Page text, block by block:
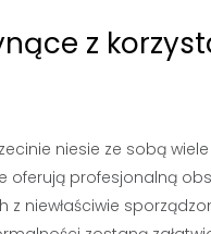
z
niesie ze sobą
oferują profesjonalną
niewłaściwie